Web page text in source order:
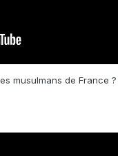
musulmans de France ?